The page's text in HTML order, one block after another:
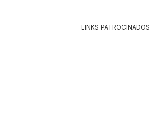
LINKS PATROCINADOS